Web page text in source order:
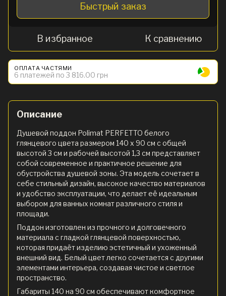
Быстрый заказ
В избранное К сравнению
ОПЛАТА ЧАСТЯМИ
6 платежей по 3 816.00 грн
Описание
Душевой поддон Polimat PERFETTO белого
глянцевого цвета размером 140 x 90 см с общей
высотой 3 см и рабочей высотой 1,3 см представляет
собой современное и практичное решение для
обустройства душевой зоны. Эта модель сочетает в
себе стильный дизайн, высокое качество материалов
и удобство эксплуатации, что делает её идеальным
выбором для ванных комнат различного стиля и
площади.
Поддон изготовлен из прочного и долговечного
материала с гладкой глянцевой поверхностью,
которая придаёт изделию эстетичный и ухоженный
внешний вид. Белый цвет легко сочетается с другими
элементами интерьера, создавая чистое и светлое
пространство.
Габариты 140 на 90 см обеспечивают комфортное